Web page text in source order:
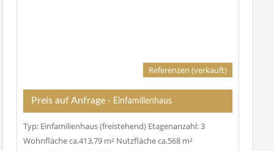
Referenzen (verkauft)
Preis auf Anfrage - Einfamilienhaus
Typ: Einfamilienhaus (freistehend) Etagenanzahl: 3
Wohnfläche ca.413,79 m² Nutzfläche ca.568 m²